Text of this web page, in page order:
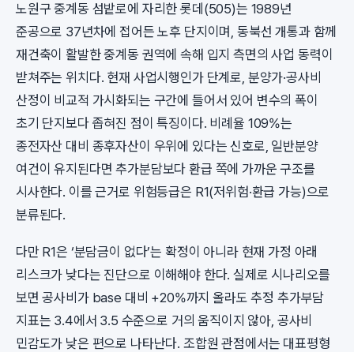
노원구 중계동 섬밭로에 자리한 롯데(505)는 1989년
준공으로 37년차에 접어든 노후 단지이며, 동북선 개통과 함께
재건축이 활발한 중계동 권역에 속해 입지 측면의 사업 동력이
받쳐주는 위치다. 현재 사업시행인가 단계로, 분양가·공사비
산정이 비교적 가시화되는 구간에 들어서 있어 변수의 폭이
초기 단지보다 좁혀진 점이 특징이다. 비례율 109%는
종전자산 대비 종후자산이 우위에 있다는 신호로, 일반분양
여건이 유지된다면 추가분담보다 환급 쪽에 가까운 구조를
시사한다. 이를 근거로 위험등급은 R1(저위험·환급 가능)으로
분류된다.
다만 R1은 ‘분담금이 없다’는 확정이 아니라 현재 가정 아래
리스크가 낮다는 진단으로 이해해야 한다. 실제로 시나리오를
보면 공사비가 base 대비 +20%까지 올라도 추정 추가부담
지표는 3.4에서 3.5 수준으로 거의 움직이지 않아, 공사비
민감도가 낮은 편으로 나타난다. 조합원 관점에서는 대표평형